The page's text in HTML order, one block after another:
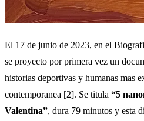
El 17 de junio de 2023, en el
se proyecto por primera vez un
historias deportivas y humanas mas
contemporanea [2]. Se titula “5
Valentina”, dura 79 minutos y esta